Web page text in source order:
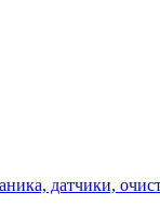
датчики,